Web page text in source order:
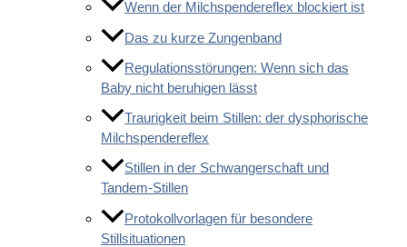
Wenn der Milchspendereflex blockiert ist
Das zu kurze Zungenband
Regulationsstörungen: Wenn sich das
Baby nicht beruhigen lässt
Traurigkeit beim Stillen: der dysphorische
Milchspendereflex
Stillen in der Schwangerschaft und
Tandem-Stillen
Protokollvorlagen für besondere
Stillsituationen